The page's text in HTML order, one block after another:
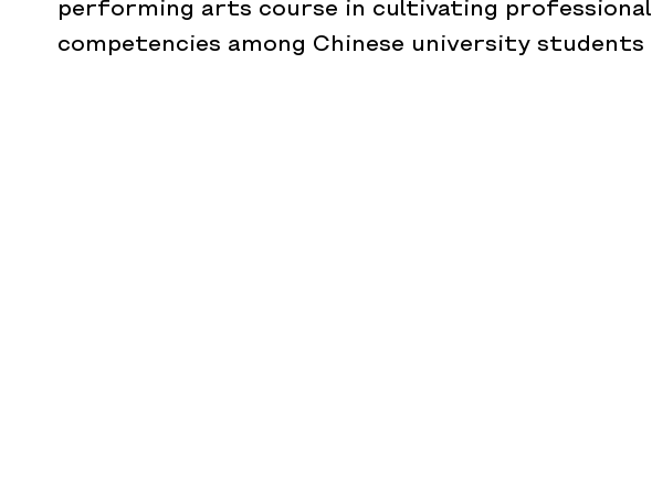
performing arts course in cultivating professional
competencies among Chinese university students